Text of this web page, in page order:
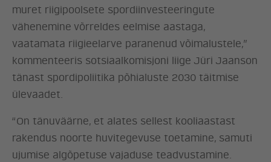
UUDISED
muret riigipoolsete spordiinvesteeringute
vähenemine võrreldes eelmise aastaga,
vaatamata riigieelarve paranenud võimalustele,”
kommenteeris sotsiaalkomisjoni liige Jüri Jaanson
tänast spordipoliitika põhialuste 2030 täitmise
ülevaadet.
“On tänuväärne, et alates sellest kooliaastast
rakendus noorte huvitegevuse toetamine, samuti
ujumise algõpetuse vajaduse teadvustamine.